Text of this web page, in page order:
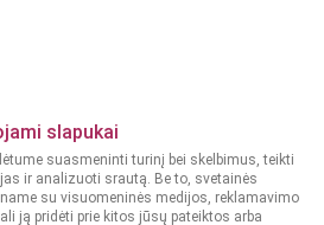
slapukai
suasmeninti turinį bei skelbimus, teikti
ir analizuoti srautą. Be to, svetainės
su visuomeninės medijos, reklamavimo
ją pridėti prie kitos jūsų pateiktos arba
10.5%
Saldus vynas
8.5%
produktais.